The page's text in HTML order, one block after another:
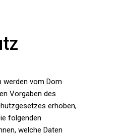
werden vom Dom
Vorgaben des
erhoben,
folgenden
welche Daten